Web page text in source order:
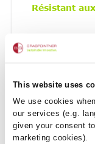
This website uses
We use cookies
our services (e.g.
given your consent
marketing cookies).
Résistant
déverglaçage
Résistant